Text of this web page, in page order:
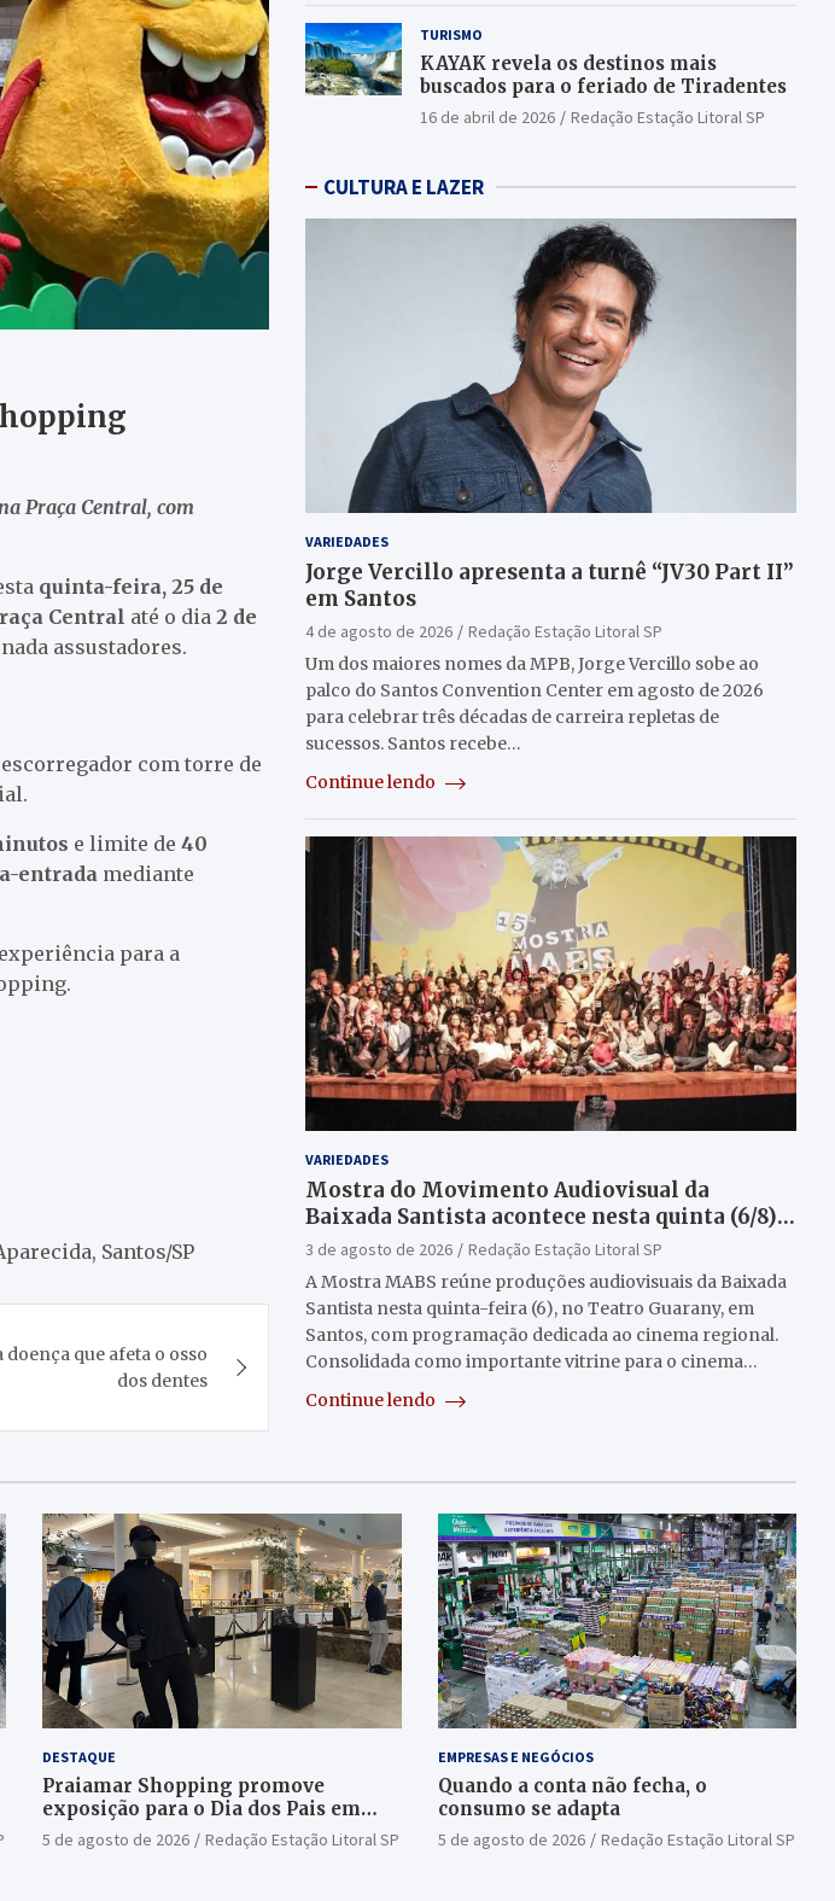
Praça Central, com
quinta-feira, 25 de
Central até o dia 2 de
assustadores.
com torre de
e limite de 40
entrada mediante
para a
Santos/SP
que afeta o osso
dos dentes
TURISMO
KAYAK revela os destinos mais
buscados para o feriado de Tiradentes
16 de abril de 2026 Redação Estação Litoral SP
CULTURA E LAZER
VARIEDADES
Jorge Vercillo apresenta a turnê “JV30 Part II”
em Santos
4 de agosto de 2026
Redação Estação Litoral SP
Um dos maiores nomes da MPB, Jorge Vercillo sobe ao
palco do Santos Convention Center em agosto de 2026
para celebrar três décadas de carreira repletas de
sucessos. Santos recebe…
Continue lendo
VARIEDADES
Mostra do Movimento Audiovisual da
Baixada Santista acontece nesta quinta (6/8)
no Teatro Guarany
3 de agosto de 2026
Redação Estação Litoral SP
A Mostra MABS reúne produções audiovisuais da Baixada
Santista nesta quinta-feira (6), no Teatro Guarany, em
Santos, com programação dedicada ao cinema regional.
Consolidada como importante vitrine para o cinema…
Continue lendo
DESTAQUE
Praiamar Shopping promove
exposição para o Dia dos Pais em
Santos
5 de agosto de 2026 Redação Estação Litoral SP
EMPRESAS E NEGÓCIOS
Quando a conta não fecha, o
consumo se adapta
5 de agosto de 2026 Redação Estação Litoral SP